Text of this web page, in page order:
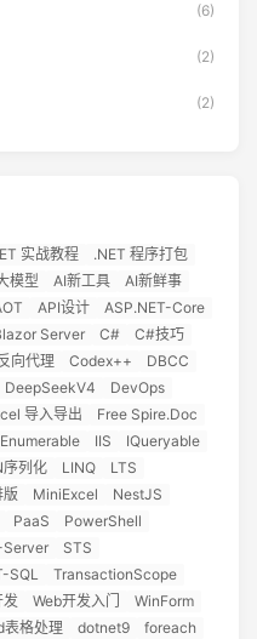
(6)
(2)
(2)
实战教程
.NET 程序打包
模型 AI新工具
AI新鲜事
API设计
ASP.NET-Core
Server C#
C#技巧
向代理 Codex++
DBCC
DeepSeekV4
DevOps
导入导出
Free Spire.Doc
IIS
IQueryable
列化 LINQ
LTS
MiniExcel
NestJS
PaaS
PowerShell
Server
STS
SQL
TransactionScope
发 Web开发入门
WinForm
表格处理 dotnet9
foreach